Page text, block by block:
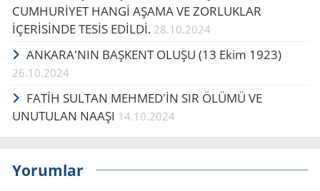
CUMHURİYET HANGİ AŞAMA VE ZORLUKLAR
İÇERİSİNDE TESİS EDİLDİ. 28.10.2024
ANKARA'NIN BAŞKENT OLUŞU (13 Ekim 1923)
26.10.2024
FATİH SULTAN MEHMED'İN SIR ÖLÜMÜ VE
UNUTULAN NAAŞI 14.10.2024
Yorumlar